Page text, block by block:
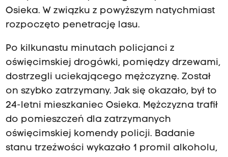
Osieka. W związku z powyższym natychmiast
rozpoczęto penetrację lasu.
Po kilkunastu minutach policjanci z
oświęcimskiej drogówki, pomiędzy drzewami,
dostrzegli uciekającego mężczyznę. Został
on szybko zatrzymany. Jak się okazało, był to
24-letni mieszkaniec Osieka. Mężczyzna trafił
do pomieszczeń dla zatrzymanych
oświęcimskiej komendy policji. Badanie
stanu trzeźwości wykazało 1 promil alkoholu,